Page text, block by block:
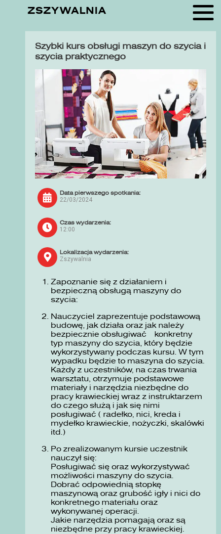
ZSZYWALNIA
Szybki kurs obsługi maszyn do szycia i
szycia praktycznego
Data pierwszego spotkania:
22/03/2024
Czas wydarzenia:
12:00
Lokalizacja wydarzenia:
Zszywalnia
Zapoznanie się z działaniem i
bezpieczną obsługą maszyny do
szycia:
Nauczyciel zaprezentuje podstawową
budowę, jak działa oraz jak należy
bezpiecznie obsługiwać konkretny
typ maszyny do szycia, który będzie
wykorzystywany podczas kursu. W tym
wypadku będzie to maszyna do szycia.
Każdy z uczestników, na czas trwania
warsztatu, otrzymuje podstawowe
materiały i narzędzia niezbędne do
pracy krawieckiej wraz z instruktarzem
do czego służą i jak się nimi
posługiwać ( radełko, nici, kreda i
mydełko krawieckie, nożyczki, skalówki
itd.)
Po zrealizowanym kursie uczestnik
nauczył się:
Posługiwać się oraz wykorzystywać
możliwości maszyny do szycia.
Dobrać odpowiednią stopkę
maszynową oraz grubość igły i nici do
konkretnego materiału oraz
wykonywanej operacji.
Jakie narzędzia pomagają oraz są
niezbędne przy pracy krawieckiej.